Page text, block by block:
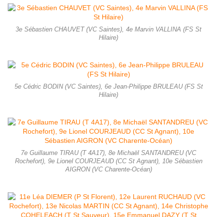
3e Sébastien CHAUVET (VC Saintes), 4e Marvin VALLINA (FS St
Hilaire)
5e Cédric BODIN (VC Saintes), 6e Jean-Philippe BRULEAU (FS St
Hilaire)
7e Guillaume TIRAU (T 4A17), 8e Michaël SANTANDREU (VC
Rochefort), 9e Lionel COURJEAUD (CC St Agnant), 10e Sébastien
AIGRON (VC Charente-Océan)